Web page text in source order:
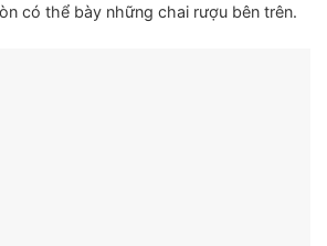
có thể bày những chai rượu bên trên.